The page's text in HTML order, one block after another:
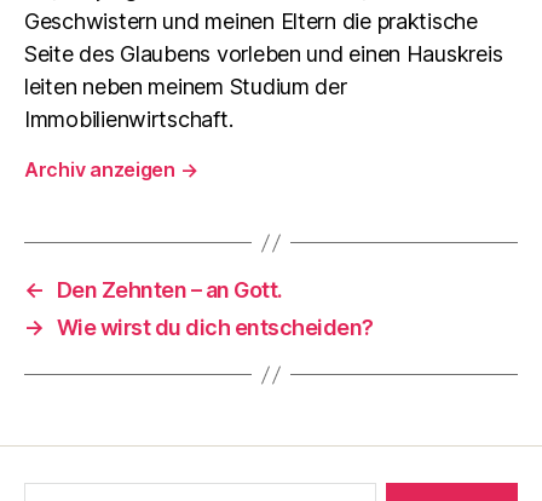
Geschwistern und meinen Eltern die praktische
Seite des Glaubens vorleben und einen Hauskreis
leiten neben meinem Studium der
Immobilienwirtschaft.
Archiv anzeigen →
←
Den Zehnten – an Gott.
→ Wie wirst du dich entscheiden?